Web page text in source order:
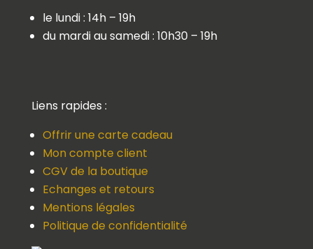
le lundi : 14h – 19h
du mardi au samedi : 10h30 – 19h
Liens rapides :
Offrir une carte cadeau
Mon compte client
CGV de la boutique
Echanges et retours
Mentions légales
Politique de confidentialité